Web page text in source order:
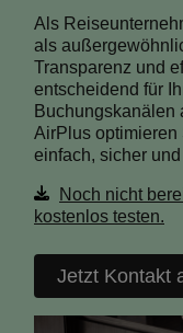
Als
als
Transparenz und
entscheidend für
Buchungskanälen
AirPlus optimieren
einfach, sicher
Noch nicht
kostenlos testen.
Jetzt Kontakt